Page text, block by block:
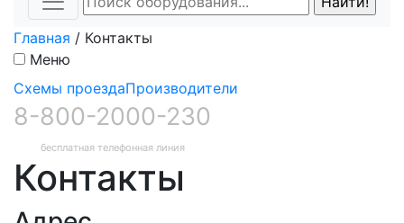
Главная / Контакты
Меню
Схемы проездаПроизводители
8-800-2000-230
бесплатная телефонная линия
Контакты